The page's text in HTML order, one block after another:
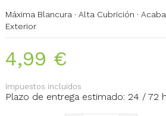
Máxima Blancura · Alta Cubrición ·
Exterior
4,99 €
Impuestos incluidos
Plazo de entrega estimado: 24 / 72